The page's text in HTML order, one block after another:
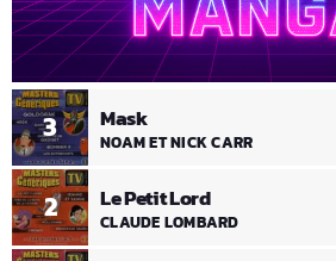
2 Le Petit Lord
CLAUDE LOMBARD
3 Mask
NOAM ET NICK CARR